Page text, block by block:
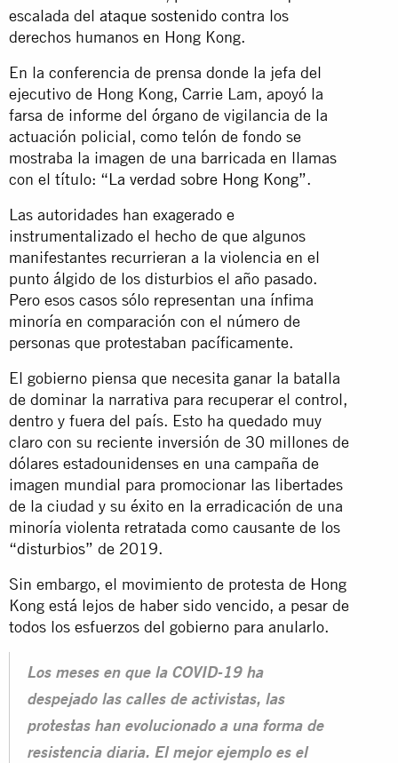
escalada del ataque sostenido contra los
derechos humanos en Hong Kong.
En la conferencia de prensa donde la jefa del
ejecutivo de Hong Kong, Carrie Lam, apoyó la
farsa de informe del órgano de vigilancia de la
actuación policial, como telón de fondo se
mostraba la imagen de una barricada en llamas
con el título: “La verdad sobre Hong Kong”.
Las autoridades han exagerado e
instrumentalizado el hecho de que algunos
manifestantes recurrieran a la violencia en el
punto álgido de los disturbios el año pasado.
Pero esos casos sólo representan una ínfima
minoría en comparación con el número de
personas que protestaban pacíficamente.
El gobierno piensa que necesita ganar la batalla
de dominar la narrativa para recuperar el control,
dentro y fuera del país. Esto ha quedado muy
claro con su reciente inversión de 30 millones de
dólares estadounidenses en una campaña de
imagen mundial para promocionar las libertades
de la ciudad y su éxito en la erradicación de una
minoría violenta retratada como causante de los
“disturbios” de 2019.
Sin embargo, el movimiento de protesta de Hong
Kong está lejos de haber sido vencido, a pesar de
todos los esfuerzos del gobierno para anularlo.
Los meses en que la COVID-19 ha
despejado las calles de activistas, las
protestas han evolucionado a una forma de
resistencia diaria. El mejor ejemplo es el